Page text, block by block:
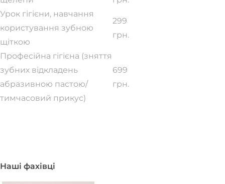
Урок гігієни, навчання
користування зубною
щіткою
299
грн.
Професійна гігієна (зняття
зубних відкладень
абразивною пастою/
тимчасовий прикус)
699
грн.
Наші фахівці